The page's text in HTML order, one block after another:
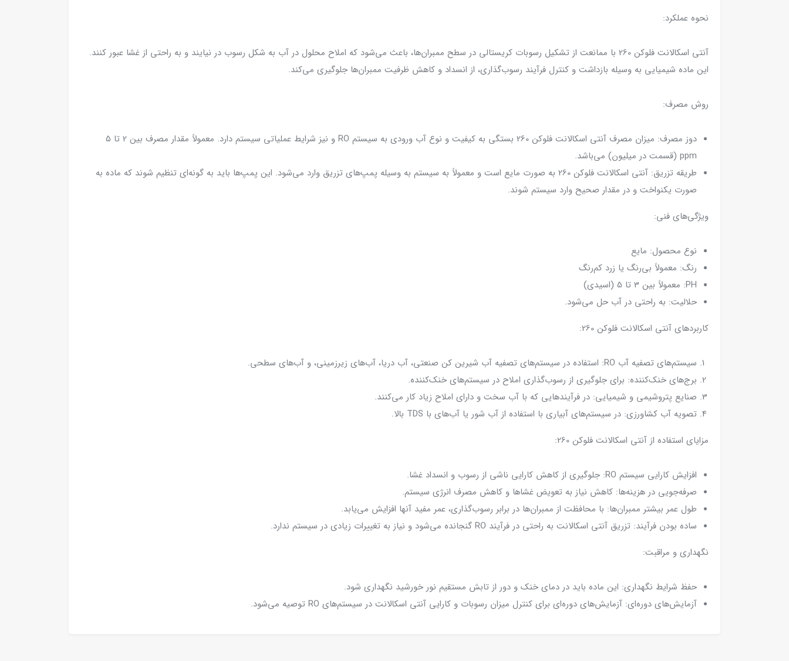
نحوه عملکرد:
آنتی اسکالانت فلوکن 260 با ممانعت از تشکیل رسوبات کریستالی در سطح ممبران‌ها، باعث می‌شود که املاح محلول در آب به شکل رسوب در نیایند و به راحتی از غشا عبور کنند.
این ماده شیمیایی به وسیله بازداشت و کنترل فرآیند رسوب‌گذاری، از انسداد و کاهش ظرفیت ممبران‌ها جلوگیری می‌کند.
روش مصرف:
دوز مصرف: میزان مصرف آنتی اسکالانت فلوکن 260 بستگی به کیفیت و نوع آب ورودی به سیستم RO و نیز شرایط عملیاتی سیستم دارد. معمولاً مقدار مصرف بین 2 تا 5
ppm (قسمت در میلیون) می‌باشد.
طریقه تزریق: آنتی اسکالانت فلوکن 260 به صورت مایع است و معمولاً به سیستم به وسیله پمپ‌های تزریق وارد می‌شود. این پمپ‌ها باید به گونه‌ای تنظیم شوند که ماده به
صورت یکنواخت و در مقدار صحیح وارد سیستم شوند.
ویژگی‌های فنی:
نوع محصول: مایع
رنگ: معمولاً بی‌رنگ یا زرد کم‌رنگ
PH: معمولاً بین 3 تا 5 (اسیدی)
حلالیت: به راحتی در آب حل می‌شود.
کاربردهای آنتی اسکالانت فلوکن 260:
سیستم‌های تصفیه آب RO: استفاده در سیستم‌های تصفیه آب شیرین کن صنعتی، آب دریا، آب‌های زیرزمینی، و آب‌های سطحی.
برج‌های خنک‌کننده: برای جلوگیری از رسوب‌گذاری املاح در سیستم‌های خنک‌کننده.
صنایع پتروشیمی و شیمیایی: در فرآیندهایی که با آب سخت و دارای املاح زیاد کار می‌کنند.
تصویه آب کشاورزی: در سیستم‌های آبیاری با استفاده از آب شور یا آب‌های با TDS بالا.
مزایای استفاده از آنتی اسکالانت فلوکن 260:
افزایش کارایی سیستم RO: جلوگیری از کاهش کارایی ناشی از رسوب و انسداد غشا.
صرفه‌جویی در هزینه‌ها: کاهش نیاز به تعویض غشاها و کاهش مصرف انرژی سیستم.
طول عمر بیشتر ممبران‌ها: با محافظت از ممبران‌ها در برابر رسوب‌گذاری، عمر مفید آنها افزایش می‌یابد.
ساده بودن فرآیند: تزریق آنتی اسکالانت به راحتی در فرآیند RO گنجانده می‌شود و نیاز به تغییرات زیادی در سیستم ندارد.
نگهداری و مراقبت:
حفظ شرایط نگهداری: این ماده باید در دمای خنک و دور از تابش مستقیم نور خورشید نگهداری شود.
آزمایش‌های دوره‌ای: آزمایش‌های دوره‌ای برای کنترل میزان رسوبات و کارایی آنتی اسکالانت در سیستم‌های RO توصیه می‌شود.